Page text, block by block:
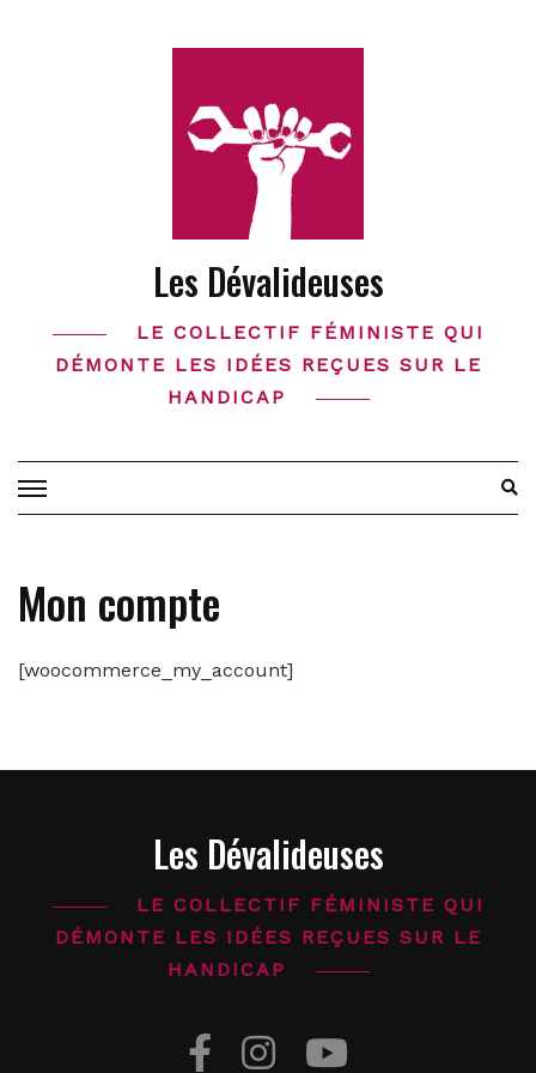
Les Dévalideuses
LE COLLECTIF FÉMINISTE QUI
DÉMONTE LES IDÉES REÇUES SUR LE
HANDICAP
Mon compte
[woocommerce_my_account]
Les Dévalideuses
LE COLLECTIF FÉMINISTE QUI
DÉMONTE LES IDÉES REÇUES SUR LE
HANDICAP